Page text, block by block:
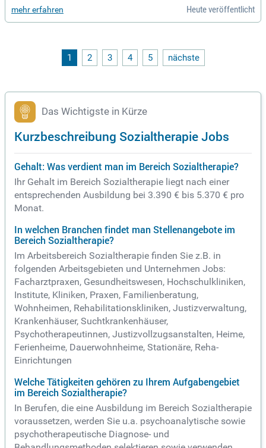
mehr erfahren Heute veröffentlicht
1 2 3 4 5 nächste
Das Wichtigste in Kürze
Kurzbeschreibung Sozialtherapie Jobs
Gehalt: Was verdient man im Bereich Sozialtherapie?
Ihr Gehalt im Bereich Sozialtherapie liegt nach einer
entsprechenden Ausbildung bei 3.390 € bis 5.370 € pro
Monat.
In welchen Branchen findet man Stellenangebote im
Bereich Sozialtherapie?
Im Arbeitsbereich Sozialtherapie finden Sie z.B. in
folgenden Arbeitsgebieten und Unternehmen Jobs:
Facharztpraxen, Gesundheitswesen, Hochschulkliniken,
Institute, Kliniken, Praxen, Familienberatung,
Wohnheimen, Rehabilitationskliniken, Justizverwaltung,
Krankenhäuser, Suchtkrankenhäuser,
Psychotherapeutinnen, Justizvollzugsanstalten, Heime,
Ferienheime, Dauerwohnheime, Stationäre, Reha-
Einrichtungen
Welche Tätigkeiten gehören zu Ihrem Aufgabengebiet
im Bereich Sozialtherapie?
In Berufen, die eine Ausbildung im Bereich Sozialtherapie
voraussetzen, werden Sie u.a. psychoanalytische sowie
psychotherapeutische Diagnose- und